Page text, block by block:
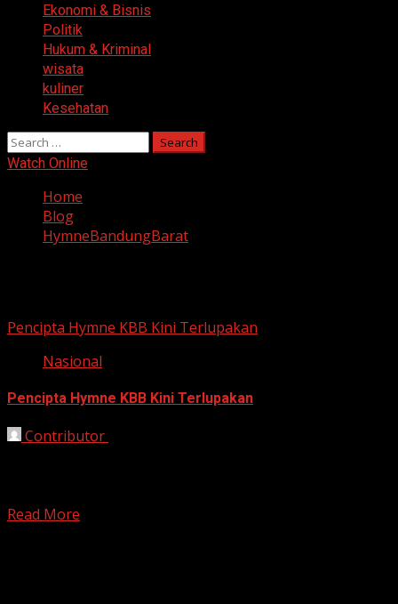
Ekonomi & Bisnis
Politik
Hukum & Kriminal
wisata
kuliner
Kesehatan
Search
for:
Watch Online
Home
Blog
HymneBandungBarat
Pencipta Hymne KBB Kini Terlupakan
Nasional
Pencipta Hymne KBB Kini Terlupakan
Contributor
Read More